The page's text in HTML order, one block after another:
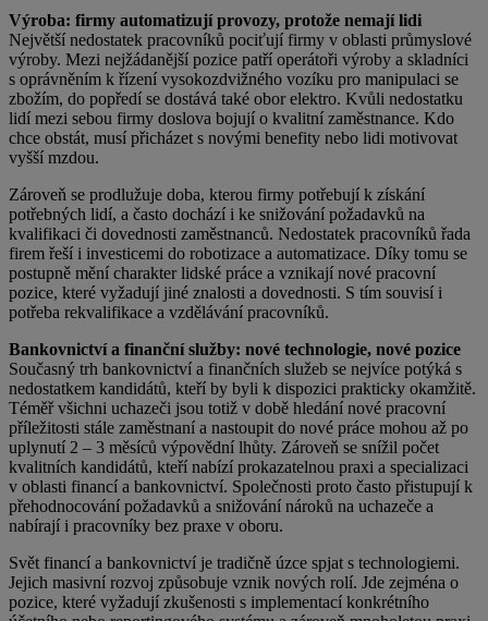
Výroba: firmy automatizují provozy, protože nemají lidi
Největší nedostatek pracovníků pociťují firmy v oblasti průmyslové
výroby. Mezi nejžádanější pozice patří operátoři výroby a skladníci
s oprávněním k řízení vysokozdvižného vozíku pro manipulaci se
zbožím, do popředí se dostává také obor elektro. Kvůli nedostatku
lidí mezi sebou firmy doslova bojují o kvalitní zaměstnance. Kdo
chce obstát, musí přicházet s novými benefity nebo lidi motivovat
vyšší mzdou.
Zároveň se prodlužuje doba, kterou firmy potřebují k získání
potřebných lidí, a často dochází i ke snižování požadavků na
kvalifikaci či dovednosti zaměstnanců. Nedostatek pracovníků řada
firem řeší i investicemi do robotizace a automatizace. Díky tomu se
postupně mění charakter lidské práce a vznikají nové pracovní
pozice, které vyžadují jiné znalosti a dovednosti. S tím souvisí i
potřeba rekvalifikace a vzdělávání pracovníků.
Bankovnictví a finanční služby: nové technologie, nové pozice
Současný trh bankovnictví a finančních služeb se nejvíce potýká s
nedostatkem kandidátů, kteří by byli k dispozici prakticky okamžitě.
Téměř všichni uchazeči jsou totiž v době hledání nové pracovní
příležitosti stále zaměstnaní a nastoupit do nové práce mohou až po
uplynutí 2 – 3 měsíců výpovědní lhůty. Zároveň se snížil počet
kvalitních kandidátů, kteří nabízí prokazatelnou praxi a specializaci
v oblasti financí a bankovnictví. Společnosti proto často přistupují k
přehodnocování požadavků a snižování nároků na uchazeče a
nabírají i pracovníky bez praxe v oboru.
Svět financí a bankovnictví je tradičně úzce spjat s technologiemi.
Jejich masivní rozvoj způsobuje vznik nových rolí. Jde zejména o
pozice, které vyžadují zkušenosti s implementací konkrétního